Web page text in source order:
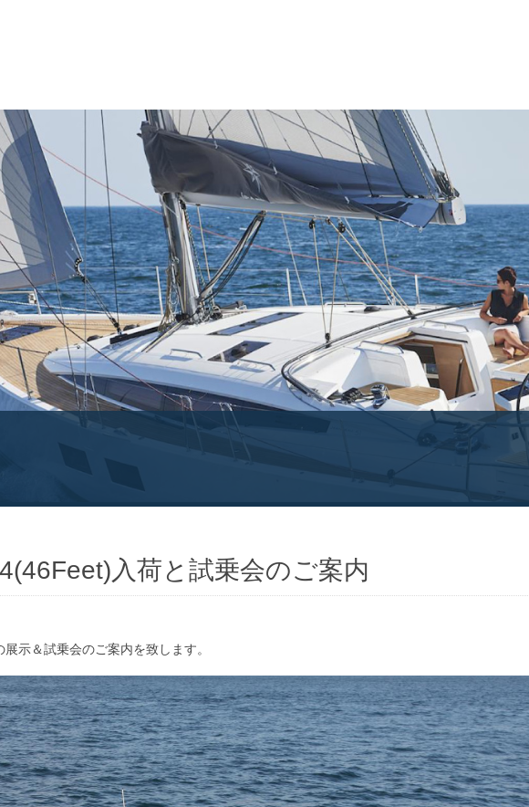
報
USED BOAT
中古艇情報
LINE UP
ラインナップ
ABOUT JEANNEAU
ジャノー社について
入荷と試乗会のご案内
示＆試乗会のご案内を致します。